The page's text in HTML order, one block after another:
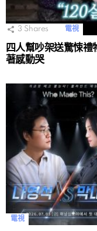
3 Shares 電視
四人幫吵架送驚悚
著感動哭
電視